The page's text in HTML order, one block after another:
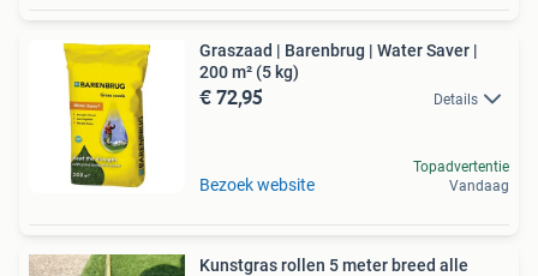
Graszaad | Barenbrug | Water Saver |
200 m² (5 kg)
€ 72,95 Details
Bezoek website
Topadvertentie
Vandaag
Kunstgras rollen 5 meter breed alle